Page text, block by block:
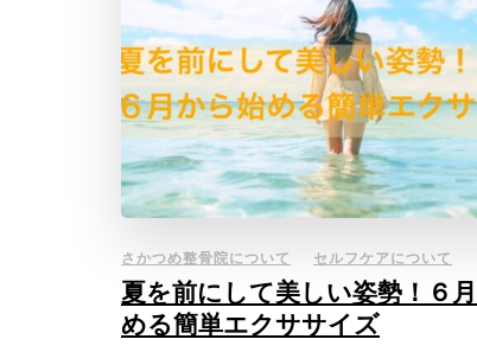
さかつめ整骨院について セルフケアについて
夏を前にして美しい姿勢！６
める簡単エクササイズ